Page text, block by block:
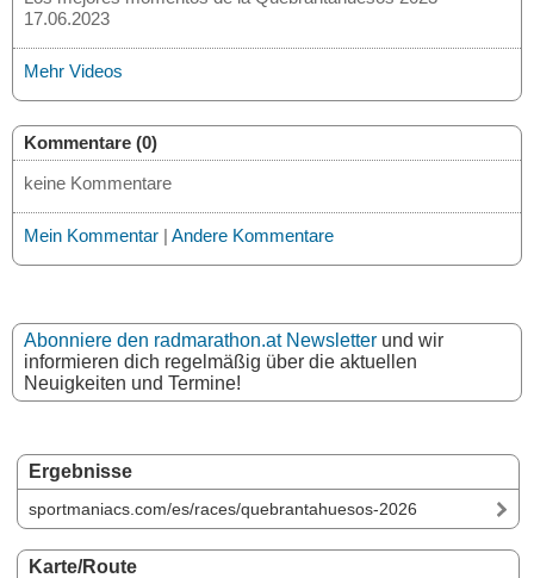
Ergebnisse
sportmaniacs.com/es/races/quebrantahuesos-2026
Karte/Route
17.06.2023
Mehr Videos
Kommentare (0)
keine Kommentare
Mein Kommentar | Andere Kommentare
Abonniere den radmarathon.at Newsletter und wir
informieren dich regelmäßig über die aktuellen
Neuigkeiten und Termine!